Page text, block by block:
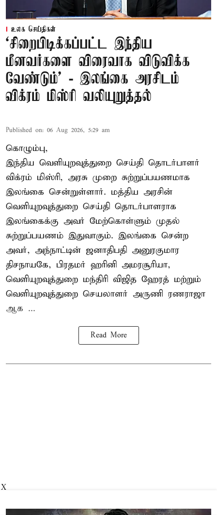
உலக செய்திகள்
‘சிறைபிடிக்கப்பட்ட இந்திய
மீனவர்களை விரைவாக விடுவிக்க
வேண்டும்' - இலங்கை அரசிடம்
விக்ரம் மிஸ்ரி வலியுறுத்தல்
Published on: 06 Aug 2026, 5:29 am
கொழும்பு,
இந்திய வெளியுறவுத்துறை செய்தி தொடர்பாளர்
விக்ரம் மிஸ்ரி, அரசு முறை சுற்றுப்பயணமாக
இலங்கை சென்றுள்ளார். மத்திய அரசின்
வெளியுறவுத்துறை செய்தி தொடர்பாளராக
இலங்கைக்கு அவர் மேற்கொள்ளும் முதல்
சுற்றுப்பயணம் இதுவாகும். இலங்கை சென்ற
அவர், அந்நாட்டின் ஜனாதிபதி அனுரகுமார
திசநாயகே, பிரதமர் ஹரினி அமரசூரியா,
வெளியுறவுத்துறை மந்திரி விஜித ஹேரத் மற்றும்
வெளியுறவுத்துறை செயலாளர் அருணி ரணராஜா
ஆக ...
Read More
X